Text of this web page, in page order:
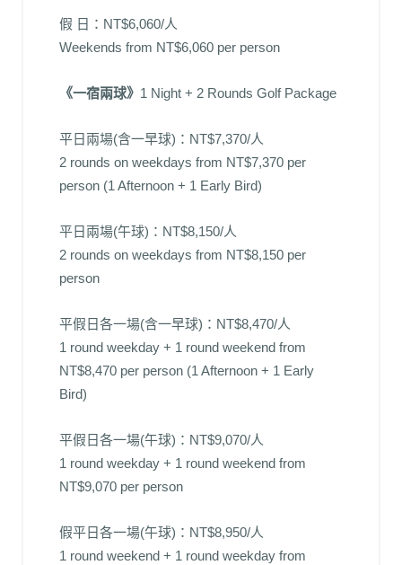
假 日：NT$6,060/人
Weekends from NT$6,060 per person
《一宿兩球》 1 Night + 2 Rounds Golf Package
平日兩場(含一早球)：NT$7,370/人
2 rounds on weekdays from NT$7,370 per
person (1 Afternoon + 1 Early Bird)
平日兩場(午球)：NT$8,150/人
2 rounds on weekdays from NT$8,150 per
person
平假日各一場(含一早球)：NT$8,470/人
1 round weekday + 1 round weekend from
NT$8,470 per person (1 Afternoon + 1 Early
Bird)
平假日各一場(午球)：NT$9,070/人
1 round weekday + 1 round weekend from
NT$9,070 per person
假平日各一場(午球)：NT$8,950/人
1 round weekend + 1 round weekday from